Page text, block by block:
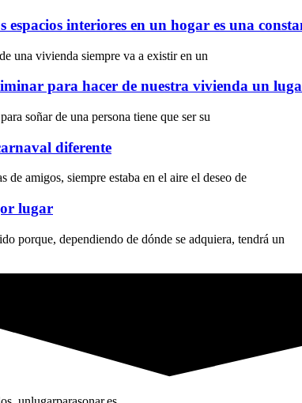
espacios interiores en un hogar es una
una vivienda siempre va a existir en un
para hacer de nuestra vivienda un
soñar de una persona tiene que ser su
diferente
de amigos, siempre estaba en el aire el deseo de
lugar
porque, dependiendo de dónde se adquiera, tendrá un